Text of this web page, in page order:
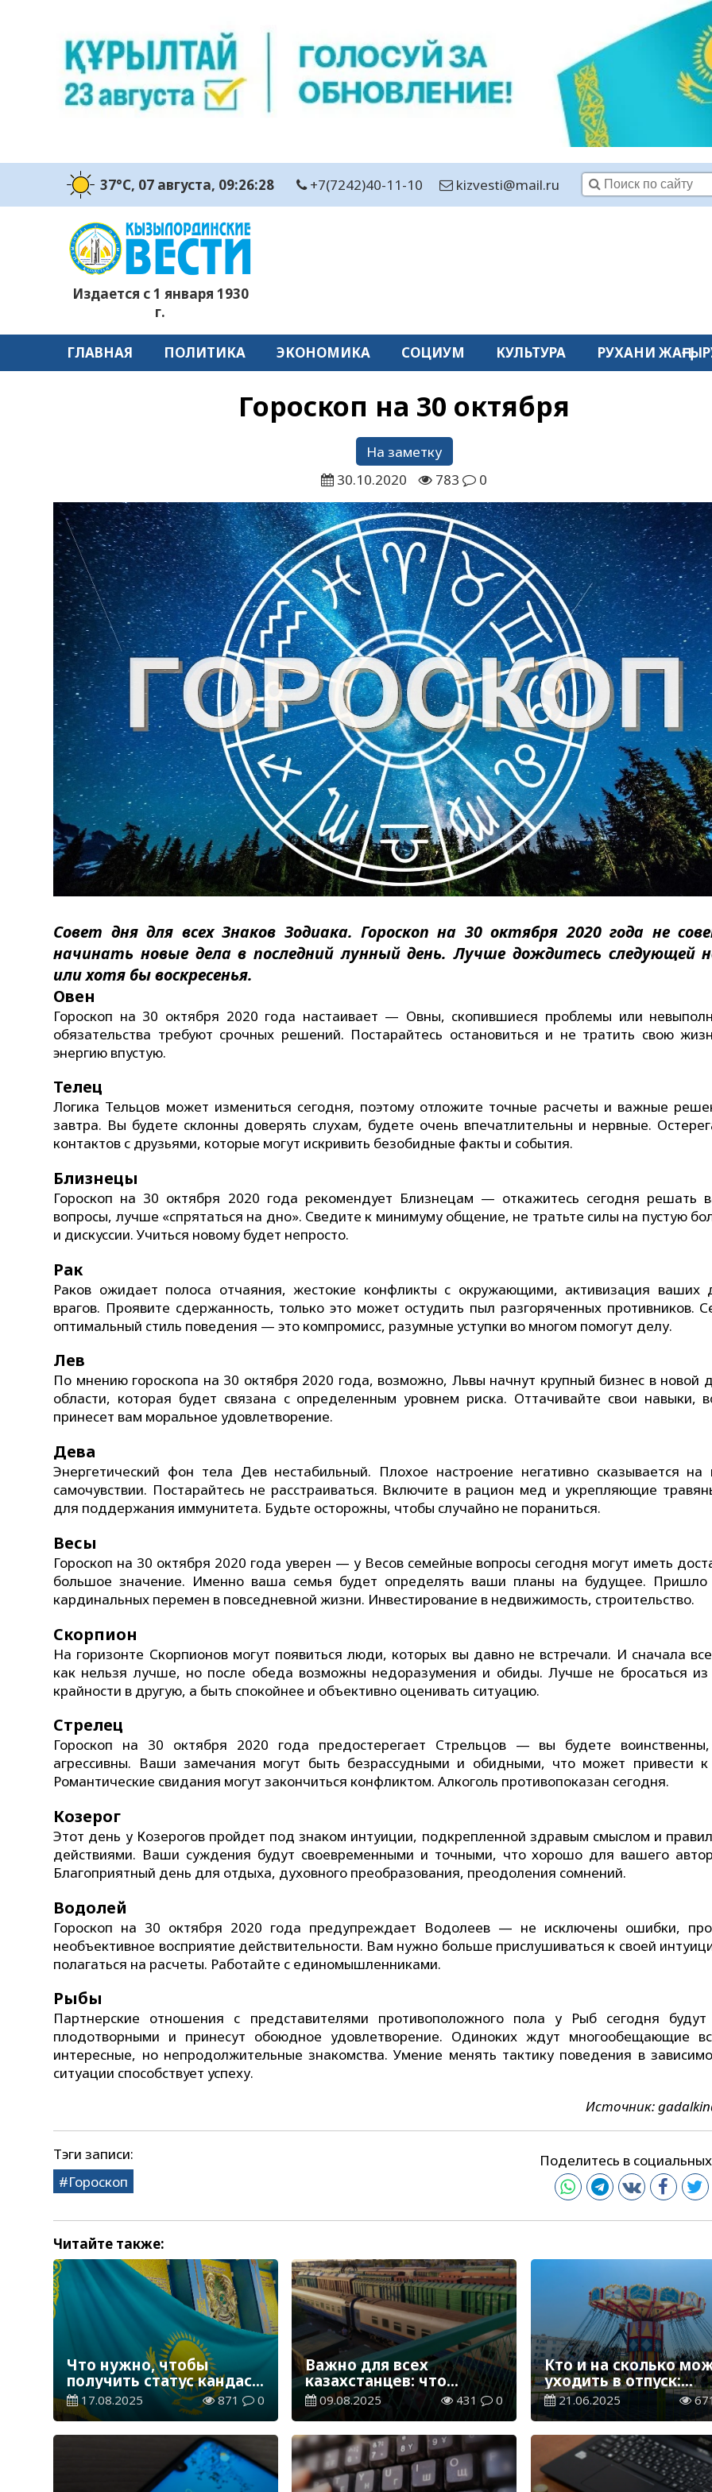
37°C, 07 августа, 09:26:29 +7(7242)40-11-10 kizvesti@mail.ru
Издается с 1 января 1930
г.
ГЛАВНАЯ ПОЛИТИКА ЭКОНОМИКА СОЦИУМ КУЛЬТУРА РУХАНИ
Гороскоп на 30 октября
На заметку
30.10.2020
783 0
Совет дня для всех Знаков Зодиака. Гороскоп на 30 октября 2020 года не
начинать новые дела в последний лунный день. Лучше дождитесь следующей
или хотя бы воскресенья.
Овен
Гороскоп на 30 октября 2020 года настаивает — Овны, скопившиеся проблемы или
обязательства требуют срочных решений. Постарайтесь остановиться и не тратить свою
энергию впустую.
Телец
Логика Тельцов может измениться сегодня, поэтому отложите точные расчеты и важные
завтра. Вы будете склонны доверять слухам, будете очень впечатлительны и нервные.
контактов с друзьями, которые могут искривить безобидные факты и события.
Близнецы
Гороскоп на 30 октября 2020 года рекомендует Близнецам — откажитесь сегодня решать
вопросы, лучше «спрятаться на дно». Сведите к минимуму общение, не тратьте силы на пустую
и дискуссии. Учиться новому будет непросто.
Рак
Раков ожидает полоса отчаяния, жестокие конфликты с окружающими, активизация ваших
врагов. Проявите сдержанность, только это может остудить пыл разгоряченных противников.
оптимальный стиль поведения — это компромисс, разумные уступки во многом помогут делу.
Лев
По мнению гороскопа на 30 октября 2020 года, возможно, Львы начнут крупный бизнес в новой
области, которая будет связана с определенным уровнем риска. Оттачивайте свои навыки,
принесет вам моральное удовлетворение.
Дева
Энергетический фон тела Дев нестабильный. Плохое настроение негативно сказывается
самочувствии. Постарайтесь не расстраиваться. Включите в рацион мед и укрепляющие
для поддержания иммунитета. Будьте осторожны, чтобы случайно не пораниться.
Весы
Гороскоп на 30 октября 2020 года уверен — у Весов семейные вопросы сегодня могут иметь
большое значение. Именно ваша семья будет определять ваши планы на будущее. Пришло
кардинальных перемен в повседневной жизни. Инвестирование в недвижимость, строительство.
Скорпион
На горизонте Скорпионов могут появиться люди, которых вы давно не встречали. И сначала
как нельзя лучше, но после обеда возможны недоразумения и обиды. Лучше не бросаться
крайности в другую, а быть спокойнее и объективно оценивать ситуацию.
Стрелец
Гороскоп на 30 октября 2020 года предостерегает Стрельцов — вы будете
агрессивны. Ваши замечания могут быть безрассудными и обидными, что может привести к
Романтические свидания могут закончиться конфликтом. Алкоголь противопоказан сегодня.
Козерог
Этот день у Козерогов пройдет под знаком интуиции, подкрепленной здравым смыслом и
действиями. Ваши суждения будут своевременными и точными, что хорошо для вашего
Благоприятный день для отдыха, духовного преобразования, преодоления сомнений.
Водолей
Гороскоп на 30 октября 2020 года предупреждает Водолеев — не исключены ошибки,
необъективное восприятие действительности. Вам нужно больше прислушиваться к своей
полагаться на расчеты. Работайте с единомышленниками.
Рыбы
Партнерские отношения с представителями противоположного пола у Рыб сегодня будут
плодотворными и принесут обоюдное удовлетворение. Одиноких ждут многообещающие
интересные, но непродолжительные знакомства. Умение менять тактику поведения в
ситуации способствует успеху.
Источник:
Тэги записи:
Гороскоп
Поделитесь в
Читайте также:
Что нужно, чтобы
получить статус кандаса
в Казахстане
17.08.2025 871 0
Важно для всех
казахстанцев: что
делать, если вы
опоздали на поезд
09.08.2025 431 0
Кто и на сколько
уходить в отпуск:
разъяснения
РК
21.06.2025